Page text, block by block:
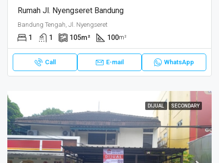
Rumah Jl. Nyengseret Bandung
Bandung Tengah, Jl. Nyengseret
1 1 105m² 100m²
Call E-mail WhatsApp
DIJUAL SECONDARY